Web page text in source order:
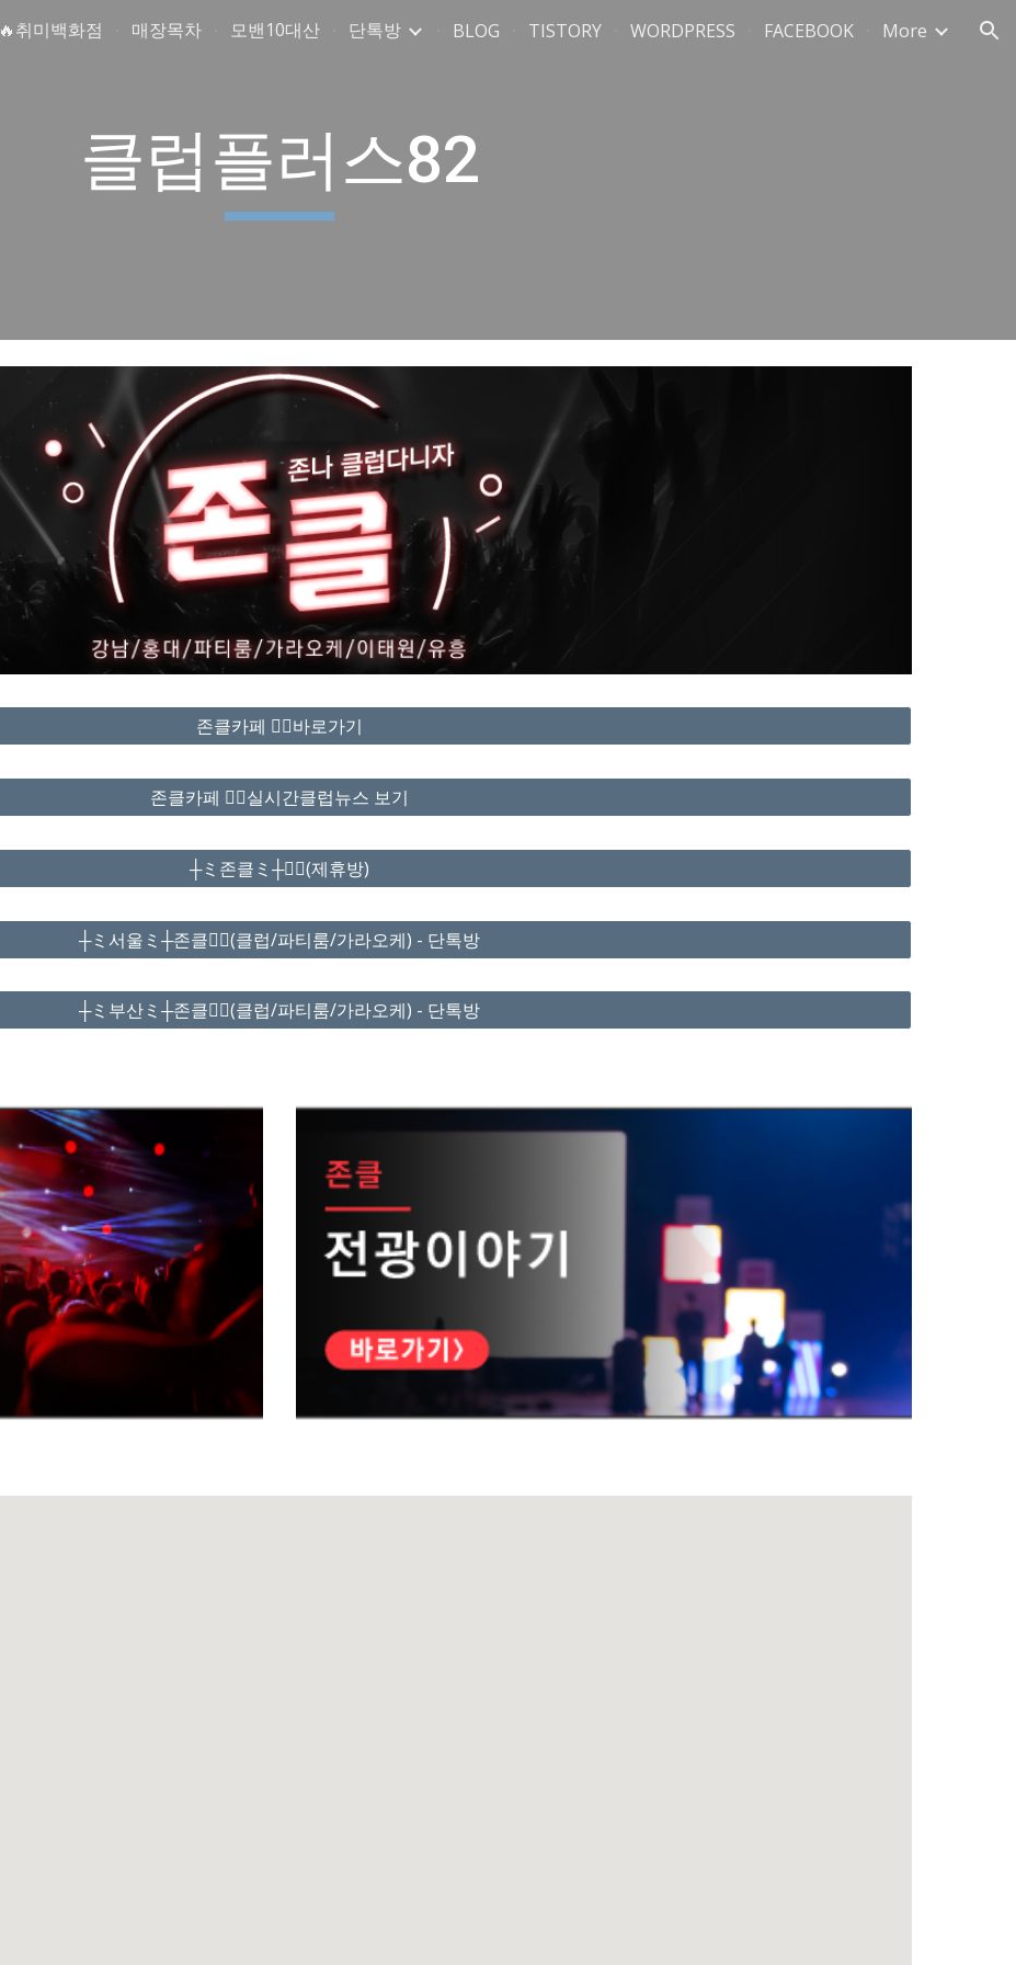
Skip to main content Skip to navigation
🔥취미백화점 매장목차 모밴10대산 단톡방 BLOG TISTORY WORDPRESS FACEBOOK More
클럽플러스82
존클카페 ❤️‍🔥바로가기
존클카페 ❤️‍🔥실시간클럽뉴스 보기
┼ミ존클ミ┼❤️‍🔥(제휴방)
┼ミ서울ミ┼존클❤️‍🔥(클럽/파티룸/가라오케) - 단톡방
┼ミ부산ミ┼존클❤️‍🔥(클럽/파티룸/가라오케) - 단톡방